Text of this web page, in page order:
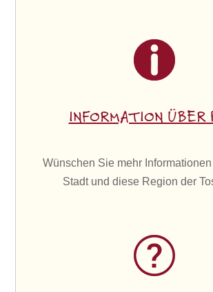
INFORMATION ÜBER
Wünschen Sie mehr
Stadt und diese Region der